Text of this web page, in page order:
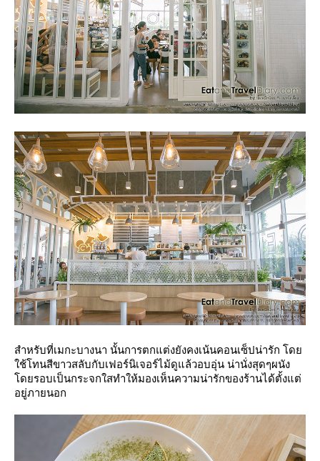
สำหรับที่เมกะบางนา นั้นการตกแต่งยังคงเน้นคอนเซ็ปน่ารัก โด
ช้โทนสีขาวสลับกับเฟอร์นิเจอร์ไม้ดูแล้วอบอุ่น น่านั่งสุดๆผนัง
ดยรอบเป็นกระจกใสทำให้มองเห็นความน่ารักของร้านได้ตั้งแต่
อยู่ภายนอก